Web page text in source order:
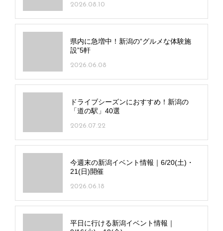
2026.08.10
県内に急増中！新潟の“グルメな体験施
設”5軒
2026.06.08
ドライブシーズンにおすすめ！新潟の
「道の駅」40選
2026.07.22
今週末の新潟イベント情報｜6/20(土)・
21(日)開催
2026.06.18
平日に行ける新潟イベント情報｜